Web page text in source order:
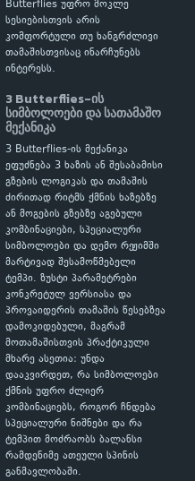
Butterflies უფრო მოკლე
სესიებისთვის არის
კომფორტული თუ ხანგრძლივი
თამაშისთვისაც ინარჩუნებს
ინტერესს.
3 Butterflies-ის
სიმბოლოები და სათამაშო
მექანიკა
3 Butterflies-ის მექანიკა
ეფუძნება 3 ხაზის ან შესაბამისი
გზების ლოგიკას და თამაშის
ძირითად რიტმს ქმნის ხაზებზე
ან მოგების გზებზე აგებული
კომბინაციები, სპეციალური
სიმბოლოები და დემო რეჟიმში
მარტივად შესამოწმებელი
ტემპი. ზუსტი პარამეტრები
კონკრეტულ ვერსიასა და
პროვაიდერის თამაშის წესებზეა
დამოკიდებული, მაგრამ
მოთამაშისთვის პრაქტიკული
მხარე ასეთია: უნდა
დააკვირდეთ, რა სიმბოლოები
ქმნის უფრო ძლიერ
კომბინაციებს, როგორ ჩნდება
სპეციალური ნიშნები და რა
ტემპით მოძრაობს ბალანსი
რამდენიმე ათეული სპინის
განმავლობაში.